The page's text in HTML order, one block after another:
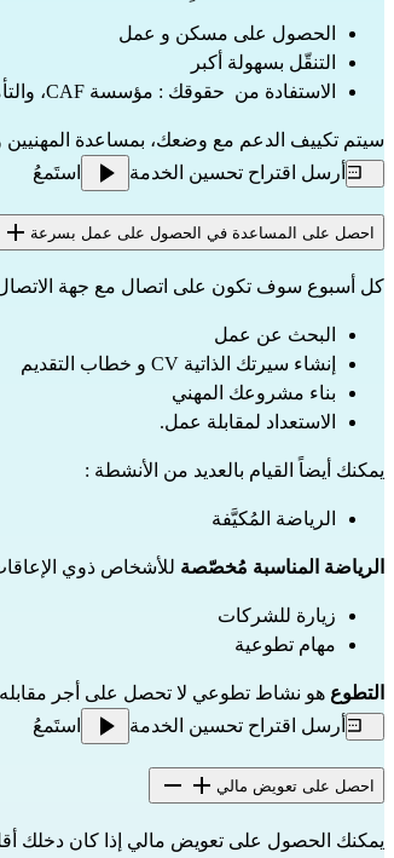
الحصول على مسكن و عمل
التنقّل بسهولة أكبر
الاستفادة من  حقوقك : مؤسسة CAF، والتأمين الصحي، وما إلى ذلك.
سيتم تكييف الدعم مع وضعك، بمساعدة المهنيين
أرسل اقتراح تحسين الخدمة
استَمعُ
احصل على المساعدة في الحصول على عمل بسرعة
كل أسبوع سوف تكون على اتصال مع جهة
البحث عن عمل
إنشاء سيرتك الذاتية CV و خطاب التقديم
بناء مشروعك المهني
الاستعداد لمقابلة عمل.
يمكنك أيضاً القيام بالعديد من الأنشطة :
الرياضة المُكيَّفة
الرياضة المناسبة مُخصّصة للأشخاص ذوي
زيارة للشركات
مهام تطوعية
التطوع هو نشاط تطوعي لا تحصل على أجر مقابله
أرسل اقتراح تحسين الخدمة
استَمعُ
احصل على تعويض مالي
يمكنك الحصول على تعويض مالي إذا كان دخلك أقل من 300 يورو شهرياً خلال الأشهر